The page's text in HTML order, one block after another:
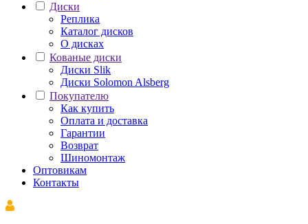
Диски
Реплика
Каталог дисков
О дисках
Кованые диски
Диски Slik
Диски Solomon Alsberg
Покупателю
Как купить
Оплата и доставка
Гарантии
Возврат
Шиномонтаж
Оптовикам
Контакты